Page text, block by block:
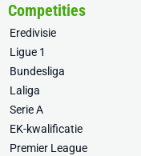
Competities
Eredivisie
Ligue 1
Bundesliga
Laliga
Serie A
EK-kwalificatie
Premier League